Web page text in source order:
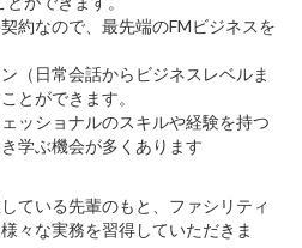
約なので、最先端のFMビジネスを
（日常会話からビジネスレベルま
とができます。
ッショナルのスキルや経験を持つ
学ぶ機会が多くあります
ている先輩のもと、ファシリティ
々な実務を習得していただきま